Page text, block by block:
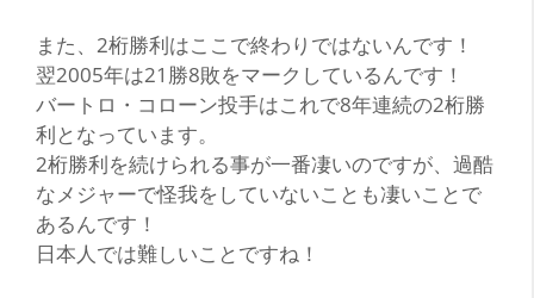
また、2桁勝利はここで終わりではないんです！
翌2005年は21勝8敗をマークしているんです！
バートロ・コローン投手はこれで8年連続の2桁勝
利となっています。
2桁勝利を続けられる事が一番凄いのですが、過酷
なメジャーで怪我をしていないことも凄いことで
あるんです！
日本人では難しいことですね！